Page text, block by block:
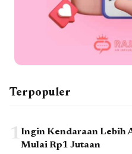
Terpopuler
1Ingin Kendaraan Lebih
Mulai Rp1 Jutaan